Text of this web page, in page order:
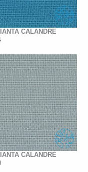
CALANDRÉ
CALANDRÉ